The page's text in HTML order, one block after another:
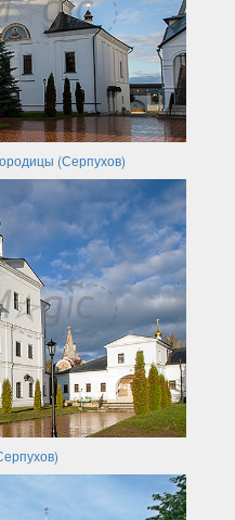
(Серпухов)